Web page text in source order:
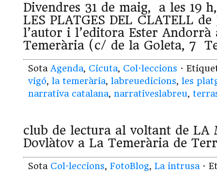
Divendres 31 de maig, a les 19
LES PLATGES DEL CLATELL
l’autor i l’editora Ester
Temerària (c/ de la Goleta, 7
Sota Agenda, Cicuta, Col·leccions ·
vigó, la temerària, labreuedicions, les
narrativa catalana, narrativeslabreu,
club de lectura al voltant de LA
Dovlàtov a La Temerària de
Sota Col·leccions, FotoBlog, La intrusa ·